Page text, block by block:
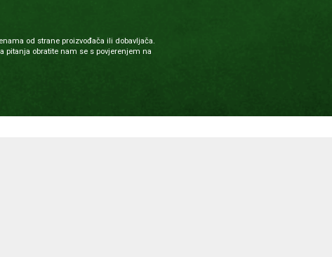
od strane proizvođača ili dobavljača.
pitanja obratite nam se s povjerenjem na